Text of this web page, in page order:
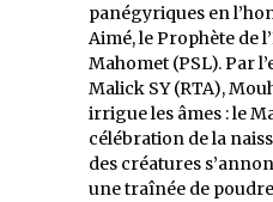
panégyriques en
Aimé, le Prophète de
Mahomet (PSL). Par
Malick SY (RTA),
irrigue les âmes‭ ‬: le
célébration de la
des créatures
une traînée de